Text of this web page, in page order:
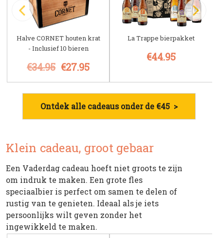
Halve CORNET houten krat
- Inclusief 10 bieren
€34.95 €27.95
La Trappe bierpakket
€44.95
Ontdek alle cadeaus onder de €45 >
Klein cadeau, groot gebaar
Een Vaderdag cadeau hoeft niet groots te zijn
om indruk te maken. Een grote fles
speciaalbier is perfect om samen te delen of
rustig van te genieten. Ideaal als je iets
persoonlijks wilt geven zonder het
ingewikkeld te maken.